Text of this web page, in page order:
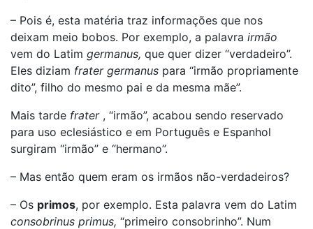
– Pois é, esta matéria traz informações que nos
deixam meio bobos. Por exemplo, a palavra irmão
vem do Latim germanus, que quer dizer “verdadeiro”.
Eles diziam frater germanus para “irmão propriamente
dito”, filho do mesmo pai e da mesma mãe”.
Mais tarde frater , “irmão”, acabou sendo reservado
para uso eclesiástico e em Português e Espanhol
surgiram “irmão” e “hermano”.
– Mas então quem eram os irmãos não-verdadeiros?
– Os primos, por exemplo. Esta palavra vem do Latim
consobrinus primus, “primeiro consobrinho”. Num